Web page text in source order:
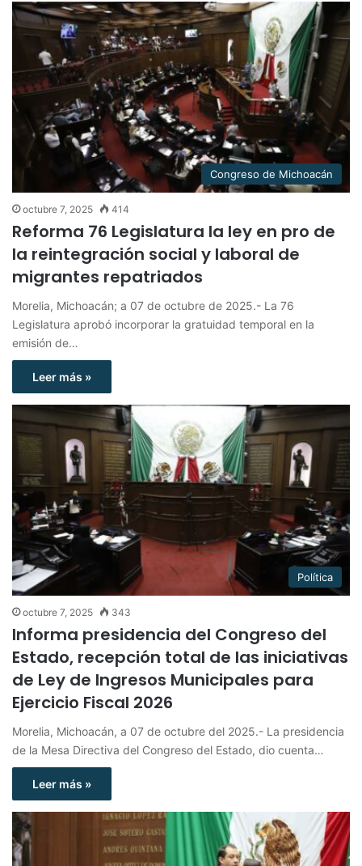
Congreso de Michoacán
octubre 7, 2025 414
Reforma 76 Legislatura la ley en pro de
la reintegración social y laboral de
migrantes repatriados
Morelia, Michoacán; a 07 de octubre de 2025.- La 76
Legislatura aprobó incorporar la gratuidad temporal en la
emisión de…
Leer más »
Política
octubre 7, 2025 343
Informa presidencia del Congreso del
Estado, recepción total de las iniciativas
de Ley de Ingresos Municipales para
Ejercicio Fiscal 2026
Morelia, Michoacán, a 07 de octubre del 2025.- La presidencia
de la Mesa Directiva del Congreso del Estado, dio cuenta…
Leer más »